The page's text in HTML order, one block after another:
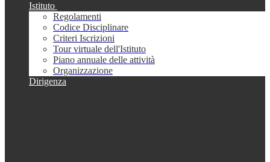
Istituto
Regolamenti
Codice Disciplinare
Criteri Iscrizioni
Tour virtuale dell'Istituto
Piano annuale delle attività
Organizzazione
Dirigenza